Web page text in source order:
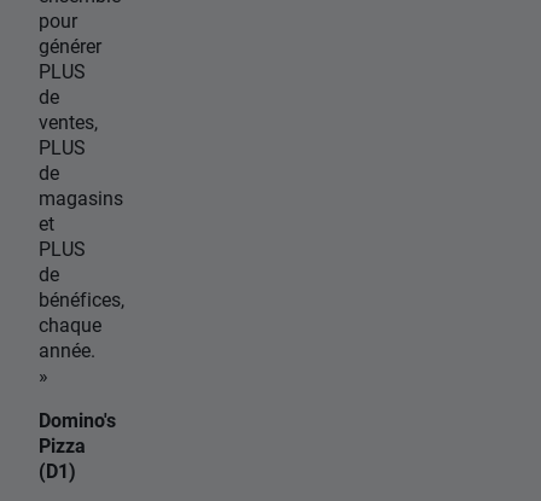
pour
générer
PLUS
de
ventes,
PLUS
de
magasins
et
PLUS
de
bénéfices,
chaque
année.
»
Domino's
Pizza
(D1)